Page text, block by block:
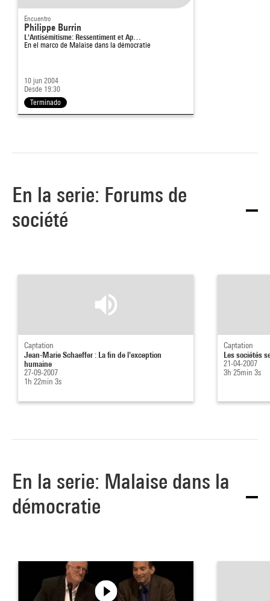
Encuentro
Philippe Burrin
L'Antisémitisme: Ressentiment et Ap…
En el marco de Malaise dans la démocratie
10 jun 2004
Desde 19:30
Terminado
En la serie: Forums de
société
Captation
Jean-Marie Schaeffer : La fin de l'exception
humaine
27-09-2007
1h 22min 3s
Captation
Les sociétés
21-04-2007
3h 25min 3s
En la serie: Malaise dans la
démocratie